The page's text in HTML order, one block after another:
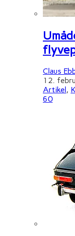
Claus
12.
Artikel,
60